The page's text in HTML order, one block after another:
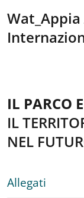
IL PARCO
IL
NEL
Allegati